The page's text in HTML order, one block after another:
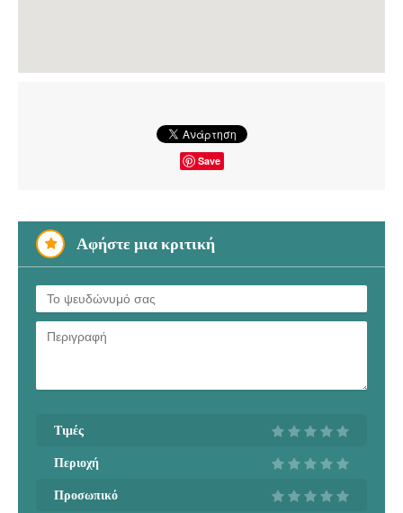
Save
Αφήστε μια κριτική
Τιμές
Περιοχή
Προσωπικό